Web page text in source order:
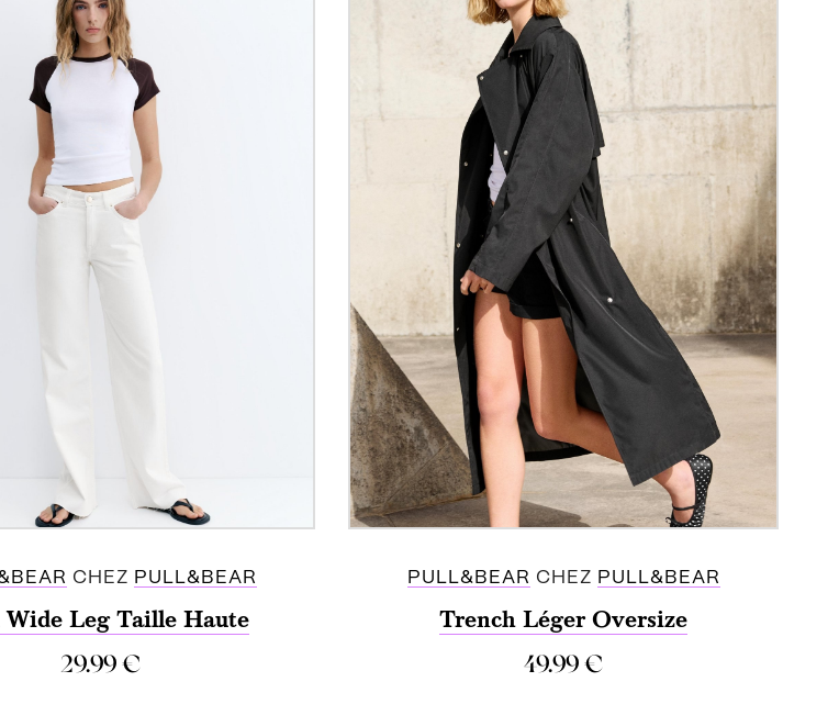
CHEZ PULL&BEAR
Wide Leg Taille Haute
29.99 €
PULL&BEAR CHEZ PULL&BEAR
Trench Léger Oversize
49.99€